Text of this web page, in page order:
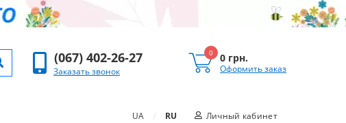
(067) 402-26-27
Заказать звонок
0 0 грн.
Оформить заказ
UA / RU Личный кабинет